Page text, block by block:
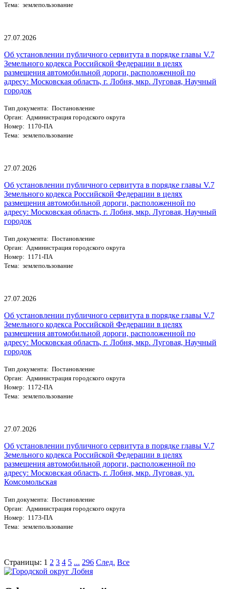
Тема: землепользование
27.07.2026
Об установлении публичного сервитута в порядке главы V.7
Земельного кодекса Российской Федерации в целях
размещения автомобильной дороги, расположенной по
адресу: Московская область, г. Лобня, мкр. Луговая, Научный
городок
Тип документа: Постановление
Орган: Администрация городского округа
Номер: 1170-ПА
Тема: землепользование
27.07.2026
Об установлении публичного сервитута в порядке главы V.7
Земельного кодекса Российской Федерации в целях
размещения автомобильной дороги, расположенной по
адресу: Московская область, г. Лобня, мкр. Луговая, Научный
городок
Тип документа: Постановление
Орган: Администрация городского округа
Номер: 1171-ПА
Тема: землепользование
27.07.2026
Об установлении публичного сервитута в порядке главы V.7
Земельного кодекса Российской Федерации в целях
размещения автомобильной дороги, расположенной по
адресу: Московская область, г. Лобня, мкр. Луговая, Научный
городок
Тип документа: Постановление
Орган: Администрация городского округа
Номер: 1172-ПА
Тема: землепользование
27.07.2026
Об установлении публичного сервитута в порядке главы V.7
Земельного кодекса Российской Федерации в целях
размещения автомобильной дороги, расположенной по
адресу: Московская область, г. Лобня, мкр. Луговая, ул.
Комсомольская
Тип документа: Постановление
Орган: Администрация городского округа
Номер: 1173-ПА
Тема: землепользование
Страницы: 1 2 3 4 5 ... 296 След. Все